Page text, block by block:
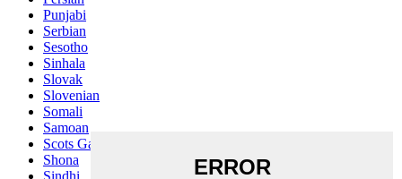
Punjabi
Serbian
Sesotho
Sinhala
Slovak
Slovenian
Somali
Samoan
Scots Gaelic
Shona
Sindhi